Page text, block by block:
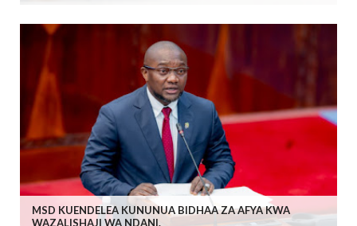
MSD KUENDELEA KUNUNUA BIDHAA ZA AFYA KWA
WAZALISHAJI WA NDANI.